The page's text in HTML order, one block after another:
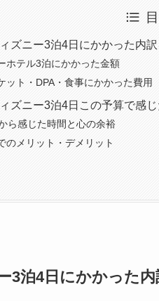
ズニー3泊4日にかかった内訳
ホテル3泊にかかった金額
ット・DPA・食事にかかった費用
ズニー3泊4日この予算で感
ら感じた時間と心の余裕
のメリット・デメリット
3泊4日にかかった内